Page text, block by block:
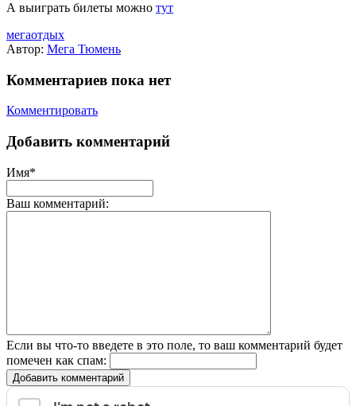
А выиграть билеты можно тут
мегаотдых
Автор: Мега Тюмень
Комментариев пока нет
Комментировать
Добавить комментарий
Имя*
Ваш комментарий:
Если вы что-то введете в это поле, то ваш комментарий будет
помечен как спам:
Добавить комментарий